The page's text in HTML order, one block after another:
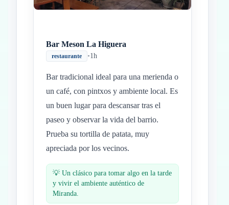
Bar Meson La Higuera
restaurante •1h
Bar tradicional ideal para una merienda o
un café, con pintxos y ambiente local. Es
un buen lugar para descansar tras el
paseo y observar la vida del barrio.
Prueba su tortilla de patata, muy
apreciada por los vecinos.
💡 Un clásico para tomar algo en la tarde
y vivir el ambiente auténtico de
Miranda.